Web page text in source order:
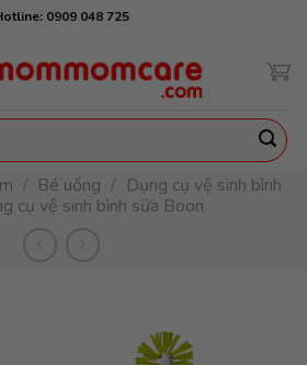
0909 048 725
/ Bé uống / Dụng cụ vệ sinh bình
cụ vệ sinh bình sữa Boon